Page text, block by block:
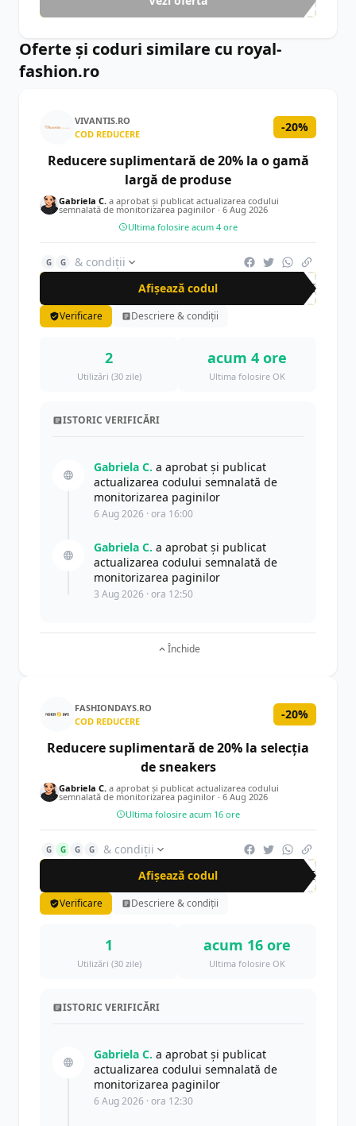
Oferte și coduri similare cu royal-
fashion.ro
VIVANTIS.RO
COD REDUCERE
-20%
Reducere suplimentară de 20% la o gamă
largă de produse
Gabriela C. a aprobat și publicat actualizarea codului
semnalată de monitorizarea paginilor · 6 Aug 2026
Ultima folosire acum 4 ore
G G
& condiții
Afișează codul
20S
Verificare Descriere & condiții
2
Utilizări (30 zile)
acum 4 ore
Ultima folosire OK
ISTORIC VERIFICĂRI
Gabriela C. a aprobat și publicat
actualizarea codului semnalată de
monitorizarea paginilor
6 Aug 2026 · ora 16:00
Gabriela C. a aprobat și publicat
actualizarea codului semnalată de
monitorizarea paginilor
3 Aug 2026 · ora 12:50
Închide
FASHIONDAYS.RO
COD REDUCERE
-20%
Reducere suplimentară de 20% la selecția
de sneakers
Gabriela C. a aprobat și publicat actualizarea codului
semnalată de monitorizarea paginilor · 6 Aug 2026
Ultima folosire acum 16 ore
G G G G
& condiții
Afișează codul
20E
Verificare Descriere & condiții
1
Utilizări (30 zile)
acum 16 ore
Ultima folosire OK
ISTORIC VERIFICĂRI
Gabriela C. a aprobat și publicat
actualizarea codului semnalată de
monitorizarea paginilor
6 Aug 2026 · ora 12:30